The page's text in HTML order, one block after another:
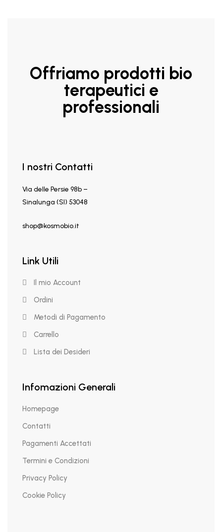
Offriamo prodotti bio
terapeutici e
professionali
I nostri Contatti
Via delle Persie 98b –
Sinalunga (SI) 53048
shop@kosmobio.it
Link Utili
Il mio Account
Ordini
Metodi di Pagamento
Carrello
Lista dei Desideri
Infomazioni Generali
Homepage
Contatti
Pagamenti Accettati
Termini e Condizioni
Privacy Policy
Cookie Policy